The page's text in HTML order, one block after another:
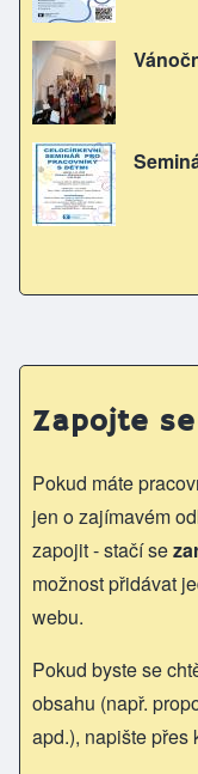
Zapojte se
Pokud máte
jen o zajímavém
zapojit - stačí se
možnost přidávat
webu.
Pokud byste se
obsahu (např.
apd.), napište přes